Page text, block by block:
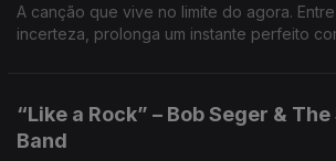
A canção que vive no limite do agora.
incerteza, prolonga um instante perfeito
“Like a Rock” – Bob Seger &
Band